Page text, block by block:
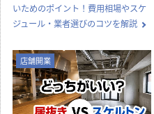
いためのポイント！費用相場やスケ
ジュール・業者選びのコツを解説
店舗開業